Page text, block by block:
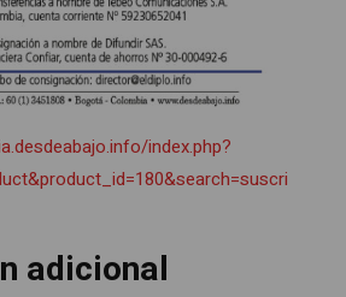
index.php?
adicional